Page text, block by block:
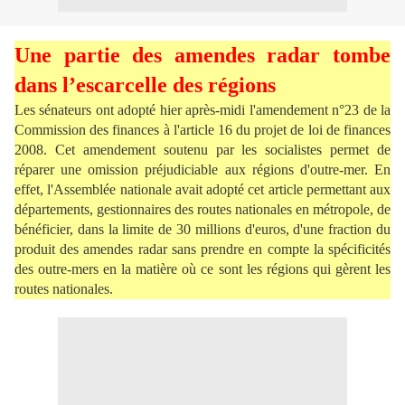
Une partie des amendes radar tombe
dans l’escarcelle des régions
Les sénateurs ont adopté hier après-midi l'amendement n°23 de la
Commission des finances à l'article 16 du projet de loi de finances
2008. Cet amendement soutenu par les socialistes permet de
réparer une omission préjudiciable aux régions d'outre-mer. En
effet, l'Assemblée nationale avait adopté cet article permettant aux
départements, gestionnaires des routes nationales en métropole, de
bénéficier, dans la limite de 30 millions d'euros, d'une fraction du
produit des amendes radar sans prendre en compte la spécificités
des outre-mers en la matière où ce sont les régions qui gèrent les
routes nationales.